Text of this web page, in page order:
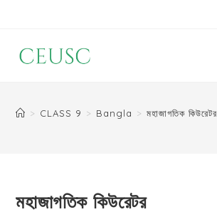
> CLASS 9 > Bangla > মহাজাগতিক কিউরেটর
মহাজাগতিক কিউরেটর